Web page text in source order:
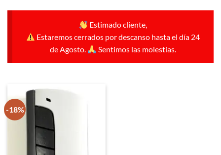
Estimado cliente,
Estaremos cerrados por descanso hasta el día 24
de Agosto.
Sentimos las molestias.
-18%